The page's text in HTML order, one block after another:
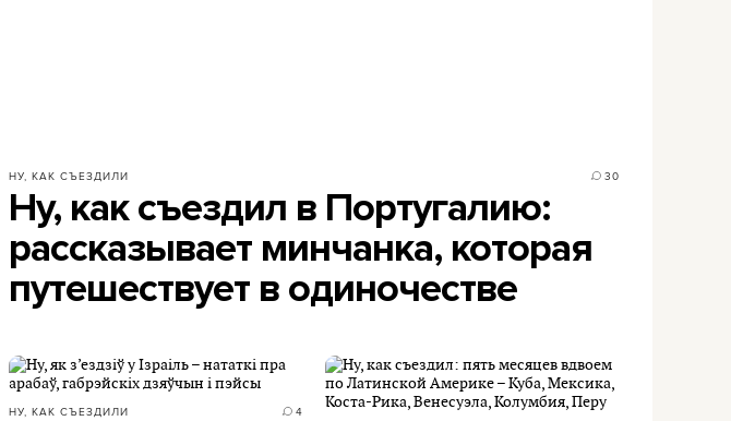
НУ, КАК СЪЕЗДИЛИ 30
Ну, как съездил в Португалию:
рассказывает минчанка, которая
путешествует в одиночестве
НУ, КАК СЪЕЗДИЛИ 4